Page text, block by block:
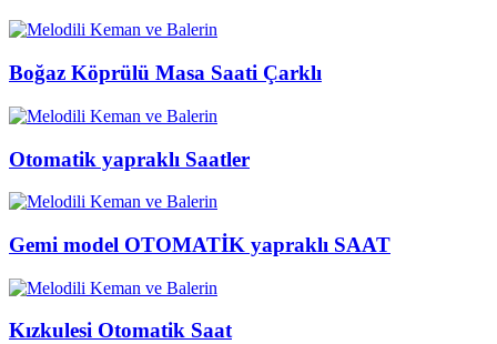
Boğaz Köprülü Masa Saati Çarklı
Otomatik yapraklı Saatler
Gemi model OTOMATİK yapraklı SAAT
Kızkulesi Otomatik Saat